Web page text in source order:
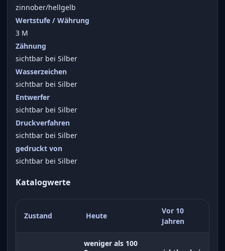
zinnober/hellgelb
Wertstufe / Währung
3 M
Zähnung
sichtbar bei Silber
Wasserzeichen
sichtbar bei Silber
Entwerfer
sichtbar bei Silber
Druckverfahren
sichtbar bei Silber
gedruckt von
sichtbar bei Silber
Katalogwerte
Zustand Heute
Vor 10
Jahren
weniger als 100